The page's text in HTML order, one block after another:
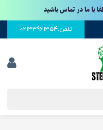
با ما در تماس باشید
تلفن:02133961354